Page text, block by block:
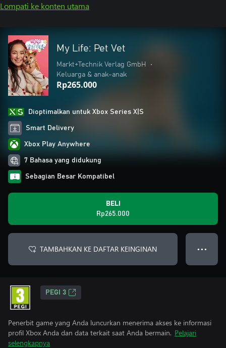
Lompati ke konten utama
My Life: Pet Vet
Markt+Technik Verlag GmbH
•
Keluarga & anak-anak
Rp265.000
Dioptimalkan untuk Xbox Series X|S
Smart Delivery
Xbox Play Anywhere
7 Bahasa yang didukung
Sebagian Besar Kompatibel
BELI
Rp265.000
TAMBAHKAN KE DAFTAR KEINGINAN ● ● ●
PEGI 3
Penerbit game yang Anda luncurkan menerima akses ke informasi
profil Xbox Anda dan data terkait saat Anda bermain. Pelajari
selengkapnya